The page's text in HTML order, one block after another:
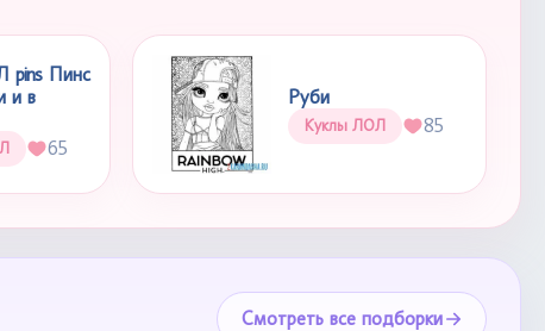
pins Пинс
и в
65
Руби
Куклы ЛОЛ 85
Смотреть все подборки